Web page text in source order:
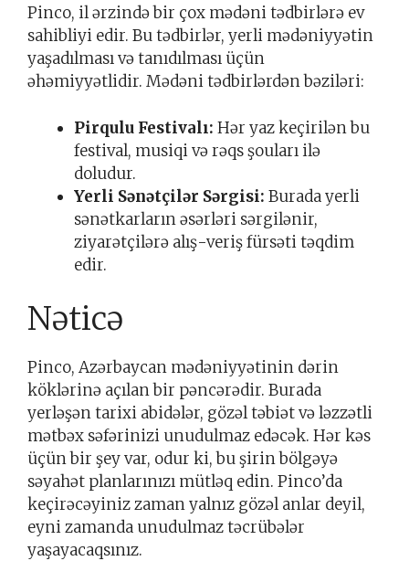
Pinco, il ərzində bir çox mədəni tədbirlərə ev
sahibliyi edir. Bu tədbirlər, yerli mədəniyyətin
yaşadılması və tanıdılması üçün
əhəmiyyətlidir. Mədəni tədbirlərdən bəziləri:
Pirqulu Festivalı: Hər yaz keçirilən bu
festival, musiqi və rəqs şouları ilə
doludur.
Yerli Sənətçilər Sərgisi: Burada yerli
sənətkarların əsərləri sərgilənir,
ziyarətçilərə alış-veriş fürsəti təqdim
edir.
Nəticə
Pinco, Azərbaycan mədəniyyətinin dərin
köklərinə açılan bir pəncərədir. Burada
yerləşən tarixi abidələr, gözəl təbiət və ləzzətli
mətbəx səfərinizi unudulmaz edəcək. Hər kəs
üçün bir şey var, odur ki, bu şirin bölgəyə
səyahət planlarınızı mütləq edin. Pinco’da
keçirəcəyiniz zaman yalnız gözəl anlar deyil,
eyni zamanda unudulmaz təcrübələr
yaşayacaqsınız.